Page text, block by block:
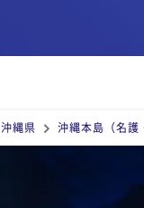
沖縄県 沖縄本島（名護